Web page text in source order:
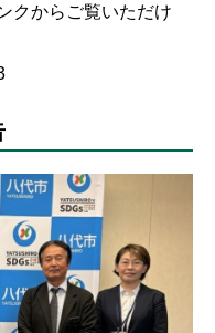
クからご覧いただけ